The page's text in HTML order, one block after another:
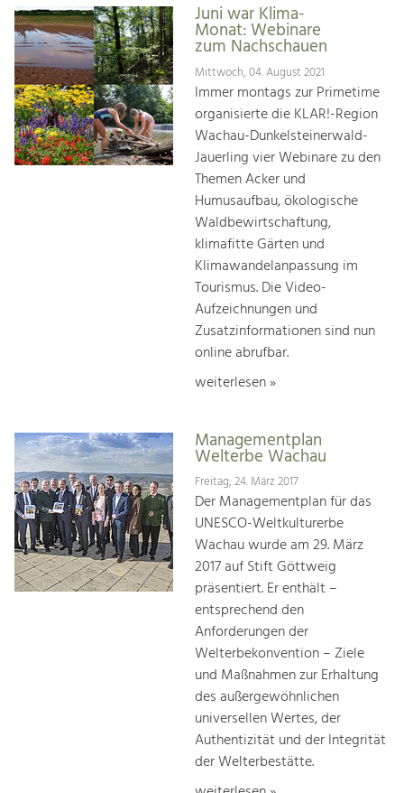
Juni war Klima-
Monat: Webinare
zum Nachschauen
Mittwoch, 04. August 2021
Immer montags zur Primetime
organisierte die KLAR!-Region
Wachau-Dunkelsteinerwald-
Jauerling vier Webinare zu den
Themen Acker und
Humusaufbau, ökologische
Waldbewirtschaftung,
klimafitte Gärten und
Klimawandelanpassung im
Tourismus. Die Video-
Aufzeichnungen und
Zusatzinformationen sind nun
online abrufbar.
weiterlesen »
Managementplan
Welterbe Wachau
Freitag, 24. März 2017
Der Managementplan für das
UNESCO-Weltkulturerbe
Wachau wurde am 29. März
2017 auf Stift Göttweig
präsentiert. Er enthält –
entsprechend den
Anforderungen der
Welterbekonvention – Ziele
und Maßnahmen zur Erhaltung
des außergewöhnlichen
universellen Wertes, der
Authentizität und der Integrität
der Welterbestätte.